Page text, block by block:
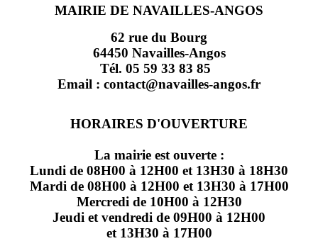
MAIRIE DE NAVAILLES-ANGOS
62 rue du Bourg
64450 Navailles-Angos
Tél. 05 59 33 83 85
Email : contact@navailles-angos.fr
HORAIRES D'OUVERTURE
La mairie est ouverte :
Lundi de 08H00 à 12H00 et 13H30 à 18H30
Mardi de 08H00 à 12H00 et 13H30 à 17H00
Mercredi de 10H00 à 12H30
Jeudi et vendredi de 09H00 à 12H00
et 13H30 à 17H00